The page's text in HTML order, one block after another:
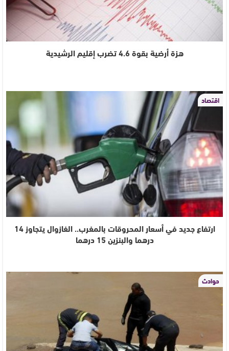
هزة أرضية بقوة 4.6 تضرب إقليم الرشيدية
اقتصاد
ارتفاع جديد في أسعار المحروقات بالمغرب.. الغازوال يتجاوز 14
درهما والبنزين 15 درهما
حوادث